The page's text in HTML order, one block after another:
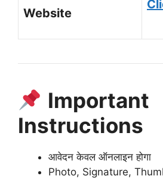
Website
Important
Instructions
आवेदन केवल ऑनलाइन होगा
Photo, Signature,